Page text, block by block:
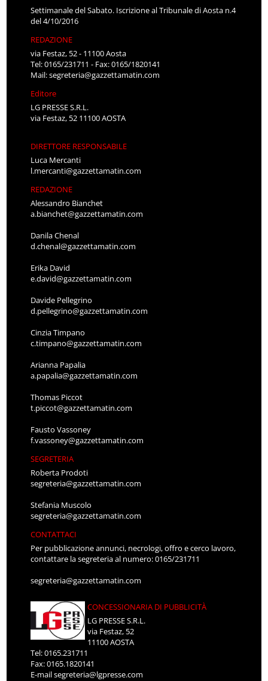
Settimanale del Sabato. Iscrizione al Tribunale di Aosta n.4
del 4/10/2016
REDAZIONE
via Festaz, 52 - 11100 Aosta
Tel: 0165/231711 - Fax: 0165/1820141
Mail:segreteria@gazzettamatin.com
Editore
LG PRESSE S.R.L.
via Festaz, 52 11100 AOSTA
DIRETTORE RESPONSABILE
Luca Mercanti
l.mercanti@gazzettamatin.com
REDAZIONE
Alessandro Bianchet
a.bianchet@gazzettamatin.com
Danila Chenal
d.chenal@gazzettamatin.com
Erika David
e.david@gazzettamatin.com
Davide Pellegrino
d.pellegrino@gazzettamatin.com
Cinzia Timpano
c.timpano@gazzettamatin.com
Arianna Papalia
a.papalia@gazzettamatin.com
Thomas Piccot
t.piccot@gazzettamatin.com
Fausto Vassoney
f.vassoney@gazzettamatin.com
SEGRETERIA
Roberta Prodoti
segreteria@gazzettamatin.com
Stefania Muscolo
segreteria@gazzettamatin.com
CONTATTACI
Per pubblicazione annunci, necrologi, offro e cerco lavoro,
contattare la segreteria al numero: 0165/231711
segreteria@gazzettamatin.com
CONCESSIONARIA DI PUBBLICITÀ
LG PRESSE S.R.L.
via Festaz, 52
11100 AOSTA
Tel: 0165.231711
Fax: 0165.1820141
E-mailsegreteria@lgpresse.com